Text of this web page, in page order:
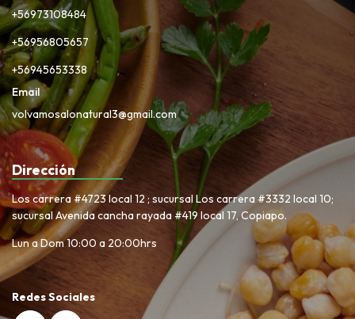
+56973108484
+56956805657
+56945653338
Email
volvamosalonatural3@gmail.com
Dirección
Los carrera #4723 local 12 ; sucursal Los carrera #3332 local 10;
sucursal Avenida cancha rayada #419 local 17, Copiapo.
Lun a Dom 10:00 a 20:00hrs
Redes Sociales